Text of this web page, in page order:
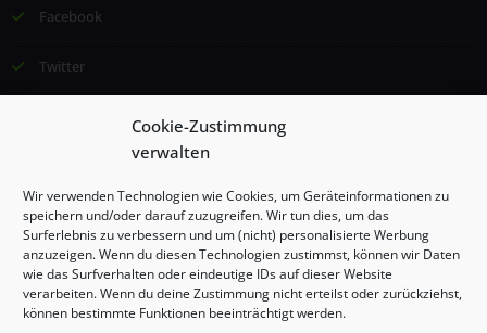
Cookie-Zustimmung
verwalten
Wir verwenden Technologien wie Cookies, um Geräteinformationen zu
speichern und/oder darauf zuzugreifen. Wir tun dies, um das
Surferlebnis zu verbessern und um (nicht) personalisierte Werbung
anzuzeigen. Wenn du diesen Technologien zustimmst, können wir Daten
wie das Surfverhalten oder eindeutige IDs auf dieser Website
verarbeiten. Wenn du deine Zustimmung nicht erteilst oder zurückziehst,
können bestimmte Funktionen beeinträchtigt werden.
Facebook
Twitter
Borggrefe, Alle Rechte vorbehalten
Impressum
Datenschutzerklärung